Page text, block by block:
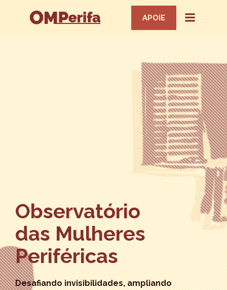
APOIE
Observatório
das Mulheres
Periféricas
Desafiando invisibilidades, ampliando